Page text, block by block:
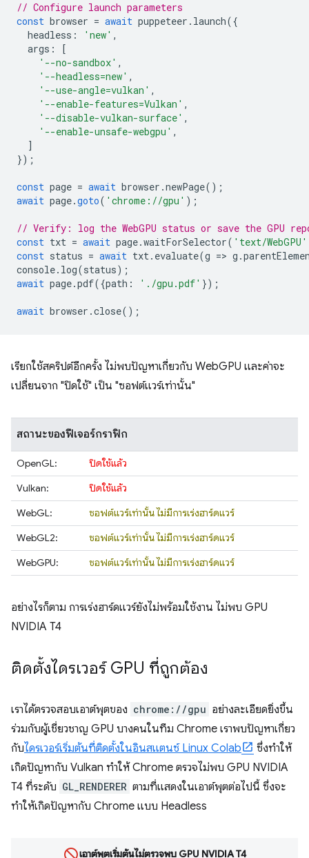
// Configure launch parameters
const browser = await puppeteer . launch({
headless : 'new' ,
args :
[
'--no-sandbox' ,
'--headless=new' ,
'--use-angle=vulkan' ,
'--enable-features=Vulkan' ,
'--disable-vulkan-surface' ,
'--enable-unsafe-webgpu' ,
]
});
const page = await browser .newPage();
await page.goto( 'chrome://gpu' );
// Verify: log the WebGPU status or save the GPU
const txt = await page.waitForSelector( 'text/WebGPU'
const status = await txt. evaluate(g => g .
console. log(status);
await page.pdf({path : './gpu.pdf' });
await browser .close();
เรียกใช้สคริปต์อีกครั้ง ไม่พบปัญหาเกี่ยวกับ WebGPU และค่าจะ
เปลี่ยนจาก "ปิดใช้" เป็น "ซอฟต์แวร์เท่านั้น"
สถานะของฟีเจอร์กราฟิก
OpenGL:
ปิดใช้แล้ว
Vulkan:
ปิดใช้แล้ว
WebGL:
ซอฟต์แวร์เท่านั้น ไม่มีการเร่งฮาร์ดแวร์
WebGL2:
ซอฟต์แวร์เท่านั้น ไม่มีการเร่งฮาร์ดแวร์
WebGPU:
ซอฟต์แวร์เท่านั้น ไม่มีการเร่งฮาร์ดแวร์
อย่างไรก็ตาม การเร่งฮาร์ดแวร์ยังไม่พร้อมใช้งาน ไม่พบ GPU
NVIDIA T4
ติดตั้งไดรเวอร์ GPU ที่ถูกต้อง
เราได้ตรวจสอบเอาต์พุตของ chrome://gpu อย่างละเอียดยิ่งขึ้น
ร่วมกับผู้เชี่ยวชาญ GPU บางคนในทีม Chrome เราพบปัญหาเกี่ยว
กับไดรเวอร์เริ่มต้นที่ติดตั้งในอินสแตนซ์ Linux Colab
ซึ่งทำให้
เกิดปัญหากับ Vulkan ทำให้ Chrome ตรวจไม่พบ GPU NVIDIA
T4 ที่ระดับ GL_RENDERER ตามที่แสดงในเอาต์พุตต่อไปนี้ ซึ่งจะ
ทำให้เกิดปัญหากับ Chrome แบบ Headless
เอาต์พุตเริ่มต้นไม่ตรวจพบ GPU NVIDIA T4